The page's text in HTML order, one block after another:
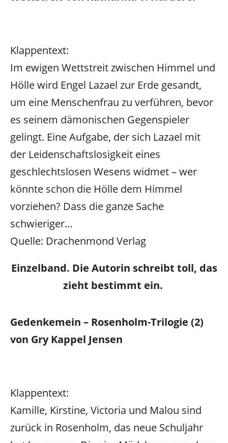
Klappentext:
Im ewigen Wettstreit zwischen Himmel und
Hölle wird Engel Lazael zur Erde gesandt,
um eine Menschenfrau zu verführen, bevor
es seinem dämonischen Gegenspieler
gelingt. Eine Aufgabe, der sich Lazael mit
der Leidenschaftslosigkeit eines
geschlechtslosen Wesens widmet – wer
könnte schon die Hölle dem Himmel
vorziehen? Dass die ganze Sache
schwieriger…
Quelle: Drachenmond Verlag
Einzelband. Die Autorin schreibt toll, das
zieht bestimmt ein.
Gedenkemein – Rosenholm-Trilogie (2)
von Gry Kappel Jensen
Klappentext:
Kamille, Kirstine, Victoria und Malou sind
zurück in Rosenholm, das neue Schuljahr